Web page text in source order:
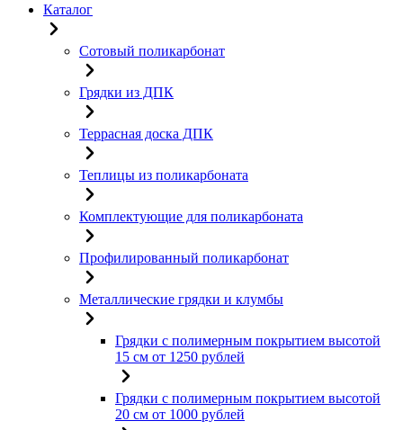
Каталог
Сотовый поликарбонат
Грядки из ДПК
Террасная доска ДПК
Теплицы из поликарбоната
Комплектующие для поликарбоната
Профилированный поликарбонат
Металлические грядки и клумбы
Грядки с полимерным покрытием высотой
15 см от 1250 рублей
Грядки с полимерным покрытием высотой
20 см от 1000 рублей